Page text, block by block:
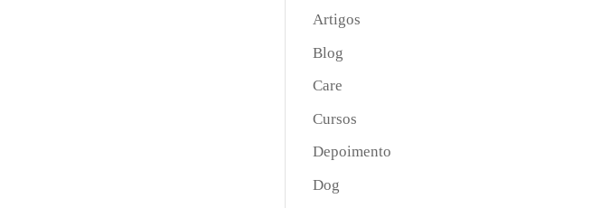
Artigos
Blog
Care
Cursos
Depoimento
Dog